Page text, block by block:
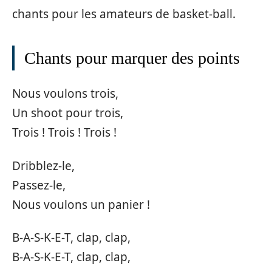
chants pour les amateurs de basket-ball.
Chants pour marquer des points
Nous voulons trois,
Un shoot pour trois,
Trois ! Trois ! Trois !
Dribblez-le,
Passez-le,
Nous voulons un panier !
B-A-S-K-E-T, clap, clap,
B-A-S-K-E-T, clap, clap,